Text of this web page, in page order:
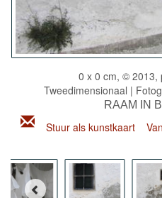
0 x 0 cm, © 2013,
Tweedimensionaal |
RAAM IN
Stuur als kunstkaart